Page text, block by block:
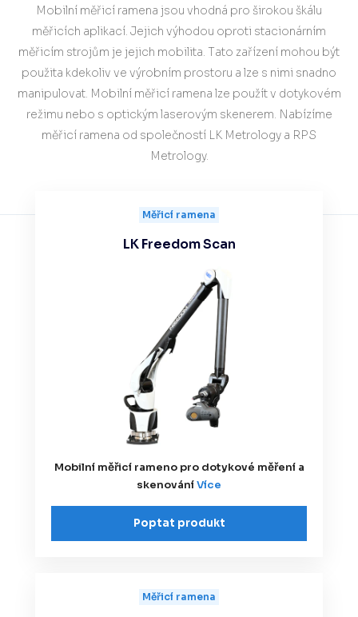
Mobilní měřicí ramena jsou vhodná pro širokou škálu
měřicích aplikací. Jejich výhodou oproti stacionárním
měřicím strojům je jejich mobilita. Tato zařízení mohou být
použita kdekoliv ve výrobním prostoru a lze s nimi snadno
manipulovat. Mobilní měřicí ramena lze použít v dotykovém
režimu nebo s optickým laserovým skenerem. Nabízíme
měřicí ramena od společností LK Metrology a RPS
Metrology.
Měřicí ramena
LK Freedom Scan
Mobilní měřicí rameno pro dotykové měření a
skenováníVíce
Poptat produkt
Měřicí ramena